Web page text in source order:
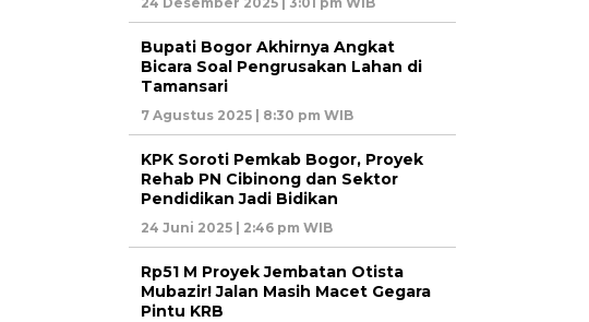
Bupati Bogor Akhirnya Angkat
Bicara Soal Pengrusakan Lahan di
Tamansari
7 Agustus 2025 | 8:30 pm WIB
KPK Soroti Pemkab Bogor, Proyek
Rehab PN Cibinong dan Sektor
Pendidikan Jadi Bidikan
24 Juni 2025 | 2:46 pm WIB
Rp51 M Proyek Jembatan Otista
Mubazir! Jalan Masih Macet Gegara
Pintu KRB